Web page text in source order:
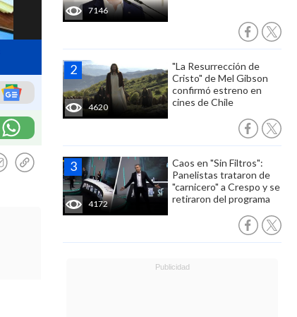
7146
4620
"La Resurrección de
Cristo" de Mel Gibson
confirmó estreno en
cines de Chile
4172
Caos en "Sin Filtros":
Panelistas trataron de
"carnicero" a Crespo y se
retiraron del programa